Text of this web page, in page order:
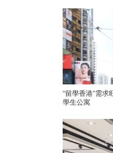
“留學香港”需求
學生公寓